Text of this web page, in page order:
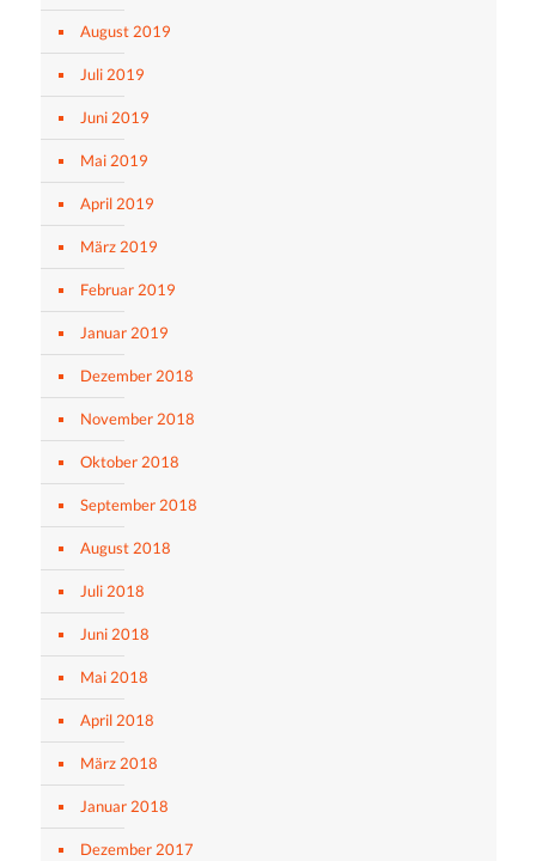
August 2019
Juli 2019
Juni 2019
Mai 2019
April 2019
März 2019
Februar 2019
Januar 2019
Dezember 2018
November 2018
Oktober 2018
September 2018
August 2018
Juli 2018
Juni 2018
Mai 2018
April 2018
März 2018
Januar 2018
Dezember 2017